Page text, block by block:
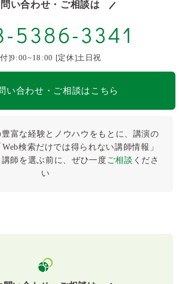
い合わせ・ご相談は
5386-3341
]9:00~18:00 [定休]土日祝
い合わせ・ご相談はこちら
富な経験とノウハウをもとに、講演の
検索だけでは得られない講師情報」
師を選ぶ前に、ぜひ⼀度ご相談 くださ
い